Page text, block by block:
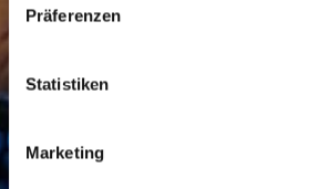
Präferenzen
Statistiken
Marketing